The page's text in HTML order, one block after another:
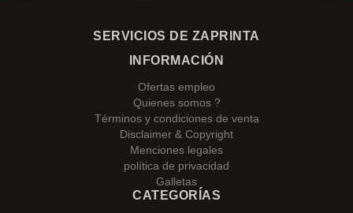
SERVICIOS DE ZAPRINTA
INFORMACIÓN
Ofertas empleo
Quienes somos ?
Términos y condiciones de venta
Disclaimer & Copyright
Menciones legales
política de privacidad
Galletas
CATEGORÍAS